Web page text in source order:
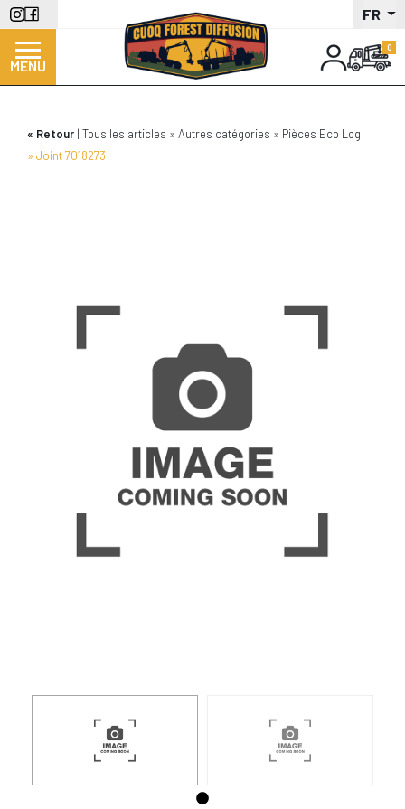
Aller
au
contenu
principal
FR
MENU
Retour Tous les articles Autres catégories
Pièces Eco Log
Joint 7018273